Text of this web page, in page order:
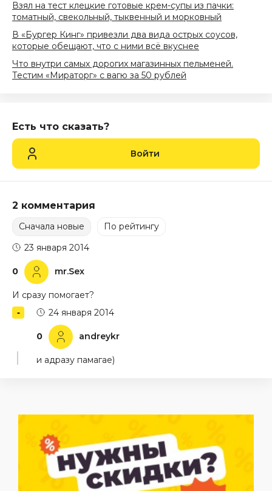
Взял на тест клецкие готовые крем-супы из пачки:
томатный, свекольный, тыквенный и морковный
В «Бургер Кинг» привезли два вида острых соусов,
которые обещают, что с ними всё вкуснее
Что внутри самых дорогих магазинных пельменей.
Тестим «Мираторг» с вагю за 50 рублей
Есть что сказать?
Войти
2 комментария
Сначала новые По рейтингу
0 mr.Sex
23 января 2014
И сразу помогает?
0 andreykr
24 января 2014
и адразу памагае)